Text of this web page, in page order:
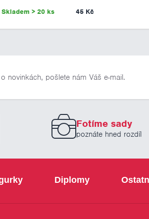
Skladem > 20 ks 45 Kč
novinkách, pošlete nám Váš e-mail.
Fotíme sady
poznáte hned rozdíl
Diplomy